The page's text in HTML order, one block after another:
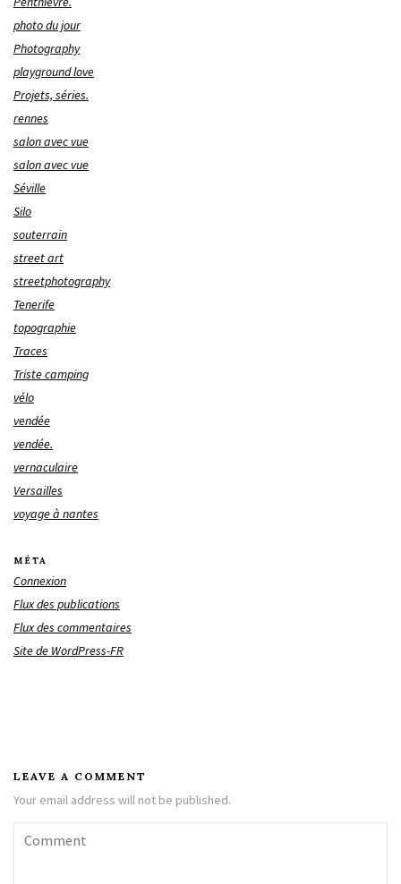
photo du jour
Photography
playground love
Projets, séries.
rennes
salon avec vue
salon avec vue
Séville
Silo
souterrain
street art
streetphotography
Tenerife
topographie
Traces
Triste camping
vélo
vendée
vendée.
vernaculaire
Versailles
voyage à nantes
MÉTA
Connexion
Flux des publications
Flux des commentaires
Site de WordPress-FR
LEAVE A COMMENT
Your email address will not be published.